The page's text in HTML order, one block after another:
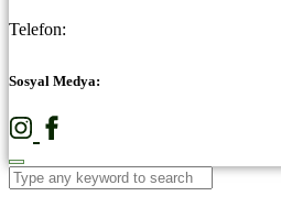
Telefon:
Sosyal Medya: